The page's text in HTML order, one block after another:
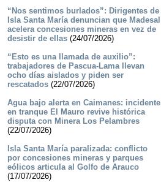
“Nos sentimos burlados”: Dirigentes de
Isla Santa María denuncian que Madesal
acelera concesiones mineras en vez de
desistir de ellas(24/07/2026)
“Esto es una llamada de auxilio”:
trabajadores de Pascua-Lama llevan
ocho días aislados y piden ser
rescatados(22/07/2026)
Agua bajo alerta en Caimanes: incidente
en tranque El Mauro revive histórica
disputa con Minera Los Pelambres
(22/07/2026)
Isla Santa María paralizada: conflicto
por concesiones mineras y parques
eólicos articula al Golfo de Arauco
(17/07/2026)